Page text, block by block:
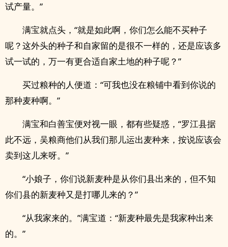
试产量。”
满宝就点头，“就是如此啊，你们怎么能不买种子
呢？这外头的种子和自家留的是很不一样的，还是应该多
试一试的，万一有更合适自家土地的种子呢？”
买过粮种的人便道：“可我也没在粮铺中看到你说的
那种麦种啊。”
满宝和白善宝便对视一眼，都有些疑惑，“罗江县据
此不远，吴粮商他们从我们那儿运出麦种来，按说应该会
卖到这儿来呀。”
“小娘子，你们说新麦种是从你们县出来的，但不知
你们县的新麦种又是打哪儿来的？”
“从我家来的。”满宝道：“新麦种最先是我家种出来
的。”